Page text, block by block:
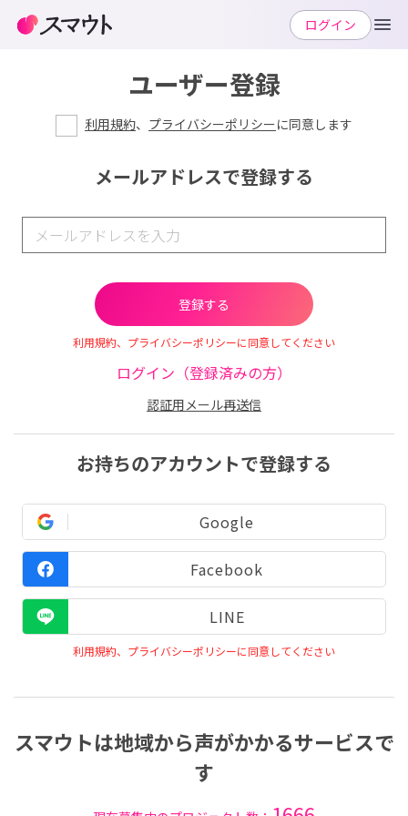
ユーザー登録
利用規約、 プライバシーポリシーに同意します
メールアドレスで登録する
利用規約、プライバシーポリシーに同意してください
ログイン（登録済みの方）
認証用メール再送信
お持ちのアカウントで登録する
Google
Facebook
LINE
利用規約、プライバシーポリシーに同意してください
スマウトは地域から声がかかるサービスで
す
ログイン